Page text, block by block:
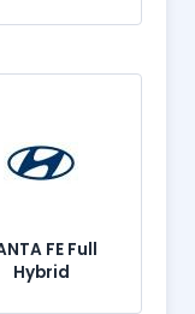
FE Full
Hybrid